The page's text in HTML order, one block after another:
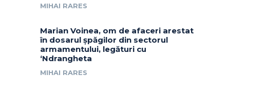
MIHAI RARES
Marian Voinea, om de afaceri arestat
în dosarul șpăgilor din sectorul
armamentului, legături cu
‘Ndrangheta
MIHAI RARES